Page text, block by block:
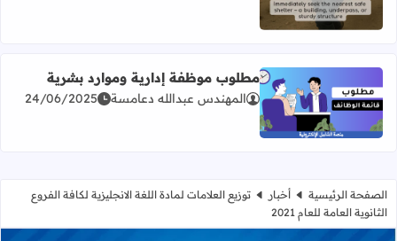
اقرأ المزيد عن مطلوب موظفة إدارية وموارد بشرية
مطلوب موظفة إدارية وموارد بشرية
المهندس عبدالله دعامسة 24/06/2025
الصفحة الرئيسية أخبار
توزيع العلامات لمادة اللغة الانجليزية لكافة الفروع
الثانوية العامة للعام 2021